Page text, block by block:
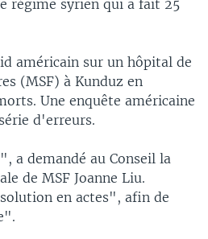
régime syrien qui a fait 25
américain sur un hôpital de
(MSF) à Kunduz en
Une enquête américaine
d'erreurs.
a demandé au Conseil la
de MSF Joanne Liu.
en actes", afin de